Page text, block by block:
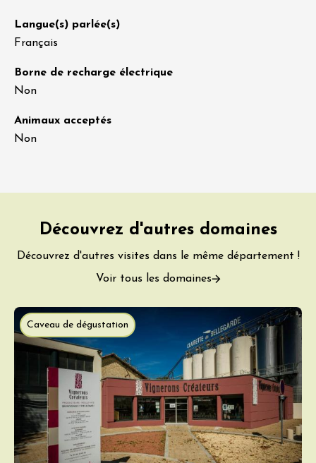
Langue(s) parlée(s)
Français
Borne de recharge électrique
Non
Animaux acceptés
Non
Découvrez d'autres domaines
Découvrez d'autres visites dans le même département !
Voir tous les domaines
Caveau de dégustation